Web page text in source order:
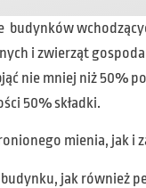
i zwierząt
nie mniej niż
50% składki.
mienia, jak i
jak również